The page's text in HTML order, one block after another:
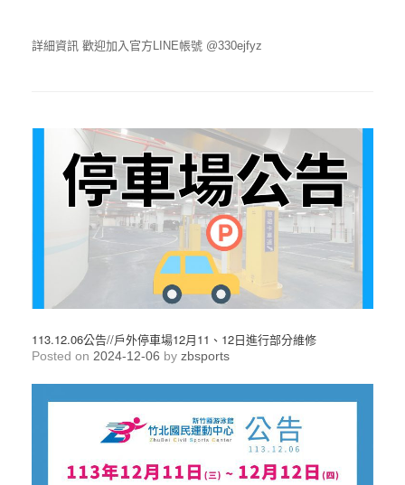
詳細資訊 歡迎加入官方LINE帳號 @330ejfyz
113.12.06公告//戶外停車場12月11、12日進行部分維修
Posted on 2024-12-06 by zbsports